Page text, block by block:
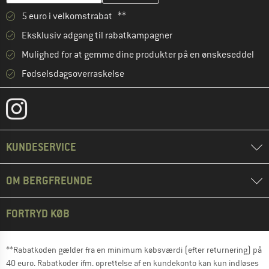
5 euro i velkomstrabat **
Eksklusiv adgang til rabatkampagner
Mulighed for at gemme dine produkter på en ønskeseddel
Fødselsdagsoverraskelse
KUNDESERVICE
OM BERGFREUNDE
FORTRYD KØB
**Rabatkoden gælder fra en minimum købsværdi (efter returnering) på
40 euro. Rabatkoder ifm. oprettelse af en kundekonto kan kun indløses